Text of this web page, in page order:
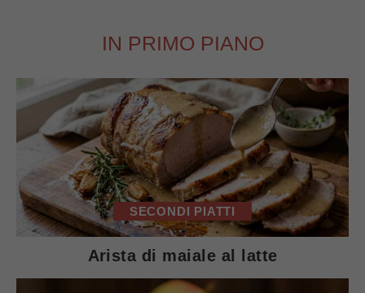
IN PRIMO PIANO
SECONDI PIATTI
Arista di maiale al latte